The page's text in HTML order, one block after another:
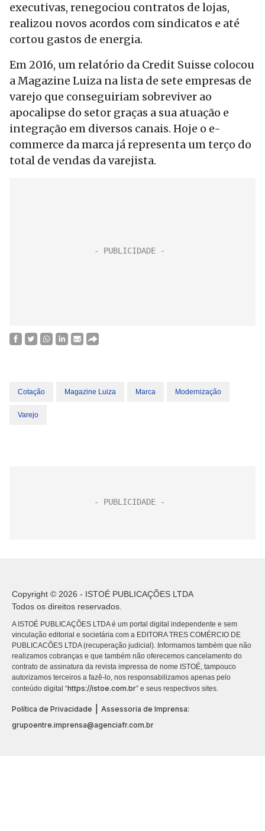
executivas, renegociou contratos de lojas,
realizou novos acordos com sindicatos e até
cortou gastos de energia.
Em 2016, um relatório da Credit Suisse colocou
a Magazine Luiza na lista de sete empresas de
varejo que conseguiriam sobreviver ao
apocalipse do setor graças a sua atuação e
integração em diversos canais. Hoje o e-
commerce da marca já representa um terço do
total de vendas da varejista.
Cotação Magazine Luiza Marca Modernização
Varejo
Copyright © 2026 - ISTOÉ PUBLICAÇÕES LTDA
Todos os direitos reservados.
A ISTOÉ PUBLICAÇÕES LTDA é um portal digital independente e sem
vinculação editorial e societária com a EDITORA TRES COMÉRCIO DE
PUBLICACÕES LTDA (recuperação judicial). Informamos também que não
realizamos cobranças e que também não oferecemos cancelamento do
contrato de assinatura da revista impressa de nome ISTOÉ, tampouco
autorizamos terceiros a fazê-lo, nos responsabilizamos apenas pelo
conteúdo digital “https://istoe.com.br” e seus respectivos sites.
Política de Privacidade
Assessoria de Imprensa:
grupoentre.imprensa@agenciafr.com.br